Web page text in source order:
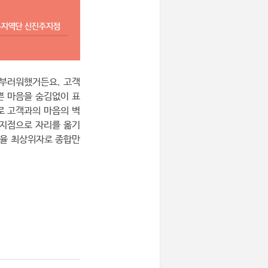
러워했거든요. 고객
마음을 숨김없이 표
고객과의 마음의 벽
점으로 자리를 옮기
최상위자로 종합만